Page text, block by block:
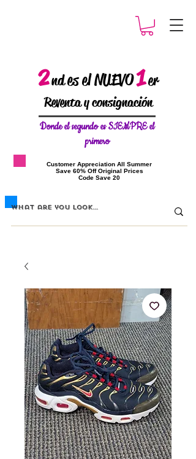
2ndes el NUEVO1er
Reventa y consignación
Donde elsegundo es SIEMPRE el
primero
​Customer Appreciation All Summer
​Save 60% Off Original Prices
​Code Save 20